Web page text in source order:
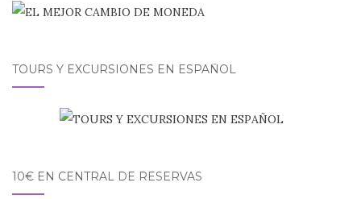
TOURS Y EXCURSIONES EN ESPAÑOL
10€ EN CENTRAL DE RESERVAS